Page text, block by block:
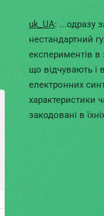
uk_UA: ...одразу
нестандартний
експериментів в
що відчувають і
електронних
характеристики
закодовані в